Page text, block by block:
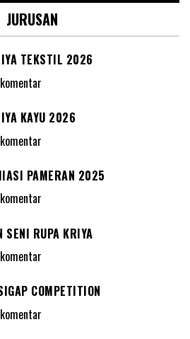
JURUSAN
TEKSTIL 2026
KAYU 2026
PAMERAN 2025
SENI RUPA KRIYA
COMPETITION